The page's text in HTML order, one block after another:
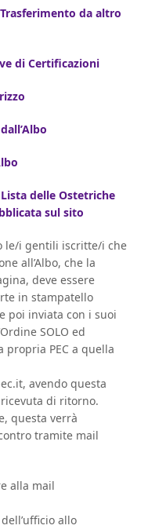
da altro
di Certificazioni
delle Ostetriche
sul sito
le/i gentili iscritte/i che
all’Albo, che la
deve essere
in stampatello
poi inviata con i suoi
SOLO ed
propria PEC a quella
avendo questa
di ritorno.
questa verrà
tramite mail
alla mail
allo